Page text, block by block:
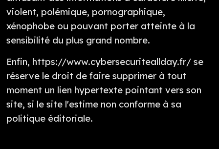
violent, polémique, pornographique,
xénophobe ou pouvant porter atteinte à la
sensibilité du plus grand nombre.
Enfin, https://www.cybersecuriteallday.fr/ se
réserve le droit de faire supprimer à tout
moment un lien hypertexte pointant vers son
site, si le site l'estime non conforme à sa
politique éditoriale.